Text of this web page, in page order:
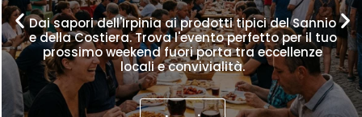
Dai sapori dell'Irpinia ai prodotti tipici del Sannio
e della Costiera. Trova l'evento perfetto per il tuo
prossimo weekend fuori porta tra eccellenze
locali e convivialità.